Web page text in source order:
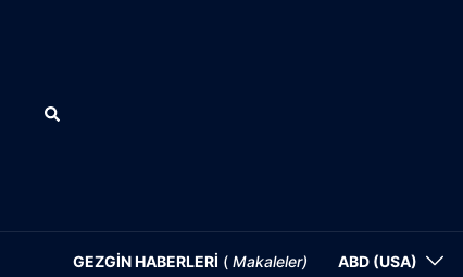
Search
GEZGİN HABERLERİ (Makaleler) ABD (USA)